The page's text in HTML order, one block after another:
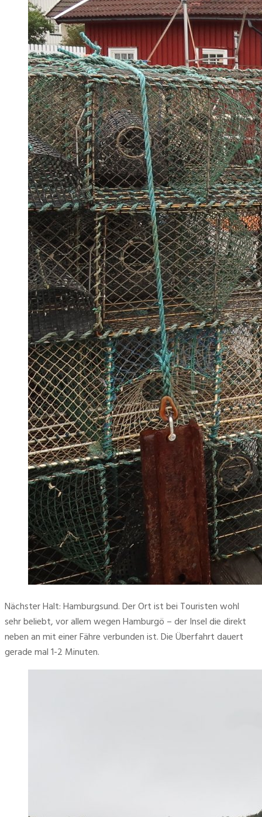
Nächster Halt: Hamburgsund. Der Ort ist bei Touristen wohl
sehr beliebt, vor allem wegen Hamburgö – der Insel die direkt
neben an mit einer Fähre verbunden ist. Die Überfahrt dauert
gerade mal 1-2 Minuten.